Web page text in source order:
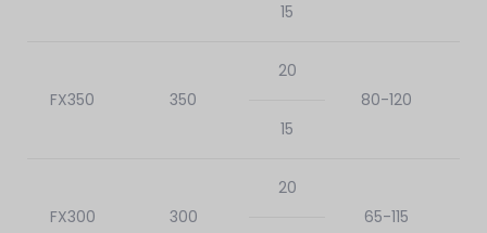
15
FX350 350
20
80-120
15
FX300 300
20
65-115